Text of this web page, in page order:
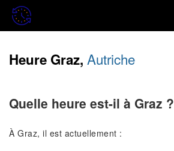
Heure Graz, Autriche
Quelle heure est-il à Graz ?
À Graz, il est actuellement :